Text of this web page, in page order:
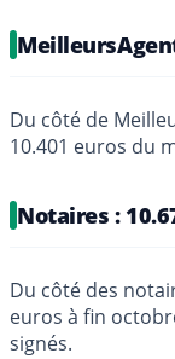
Du côté de
10.401 euros du
Notaires :
Du côté des
euros à fin
signés.